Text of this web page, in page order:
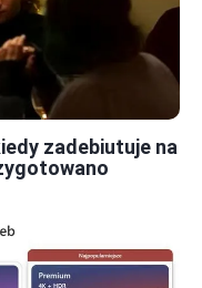
zadebiutuje na